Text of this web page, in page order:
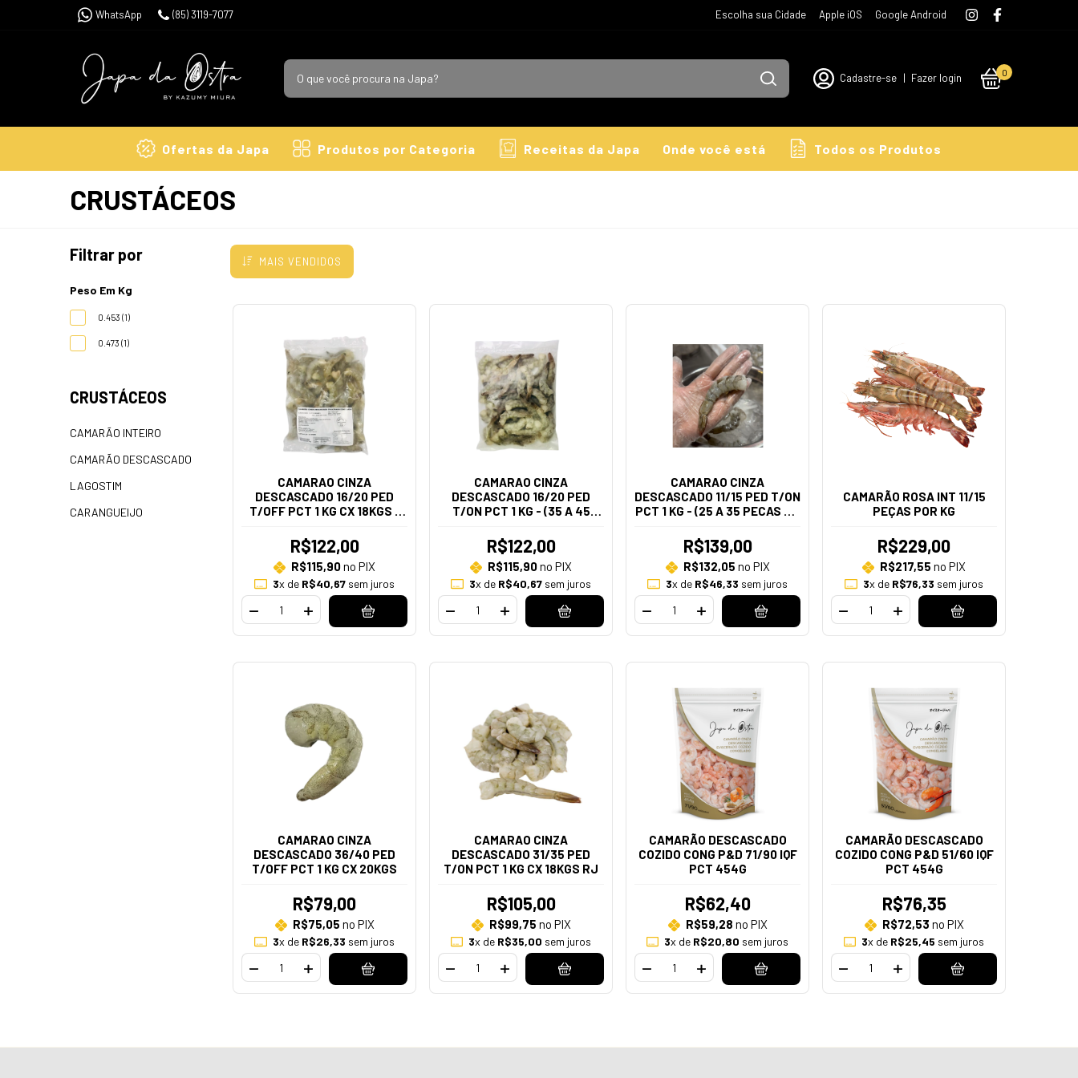
WhatsApp (85) 3119-7077 Escolha sua Cidade Apple iOS Google Android
Cadastre-se | Fazer login 0
Ofertas da Japa Produtos por Categoria Receitas da Japa Onde você está Todos os Produtos
CRUSTÁCEOS
Filtrar por
Peso Em Kg
0.453 (1)
0.473 (1)
CRUSTÁCEOS
CAMARÃO INTEIRO
CAMARÃO DESCASCADO
LAGOSTIM
CARANGUEIJO
MAIS VENDIDOS
CAMARAO CINZA
DESCASCADO 16/20 PED
T/OFF PCT 1 KG CX 18KGS -
R$122,00
R$115,90no PIX
3x de R$40,67sem juros
CAMARAO CINZA
DESCASCADO 16/20 PED
T/ON PCT 1 KG - (35 A 45
R$122,00
R$115,90no PIX
3x de R$40,67sem juros
CAMARAO CINZA
DESCASCADO 11/15 PED T/ON
PCT 1 KG - (25 A 35 PECAS NO
R$139,00
R$132,05 no PIX
3x de R$46,33 sem juros
CAMARÃO ROSA INT 11/15
PEÇAS POR KG
R$229,00
R$217,55 no PIX
3x de R$76,33 sem juros
CAMARAO CINZA
DESCASCADO 36/40 PED
T/OFF PCT 1 KG CX 20KGS
R$79,00
R$75,05 no PIX
3x de R$26,33 sem juros
CAMARAO CINZA
DESCASCADO 31/35 PED
T/ON PCT 1 KG CX 18KGS RJ
R$105,00
R$99,75 no PIX
3x de R$35,00 sem juros
CAMARÃO DESCASCADO
COZIDO CONG P&D 71/90 IQF
PCT 454G
R$62,40
R$59,28 no PIX
3x de R$20,80 sem juros
CAMARÃO DESCASCADO
COZIDO CONG P&D 51/60 IQF
PCT 454G
R$76,35
R$72,53 no PIX
3x de R$25,45 sem juros